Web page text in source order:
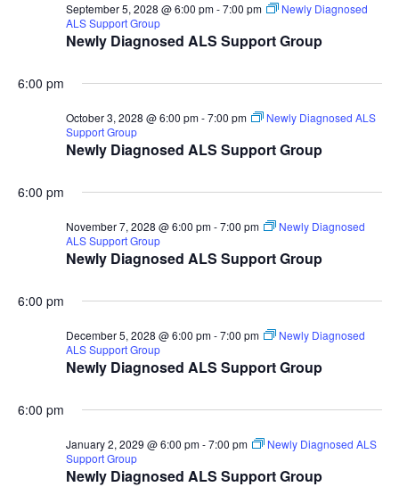
Newly Diagnosed ALS Support Group
September 5, 2028 @ 6:00 pm-7:00 pm
Newly Diagnosed
ALS Support Group
6:00 pm
Newly Diagnosed ALS Support Group
October 3, 2028 @ 6:00 pm-7:00 pm
Newly Diagnosed ALS
Support Group
6:00 pm
Newly Diagnosed ALS Support Group
November 7, 2028 @ 6:00 pm-7:00 pm
Newly Diagnosed
ALS Support Group
6:00 pm
Newly Diagnosed ALS Support Group
December 5, 2028 @ 6:00 pm-7:00 pm
Newly Diagnosed
ALS Support Group
6:00 pm
Newly Diagnosed ALS Support Group
January 2, 2029 @ 6:00 pm-7:00 pm
Newly Diagnosed ALS
Support Group